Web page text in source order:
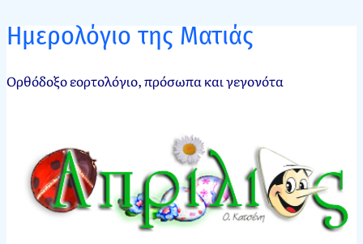
Ημερολόγιο της Ματιάς
Ορθόδοξο εορτολόγιο, πρόσωπα και γεγονότα